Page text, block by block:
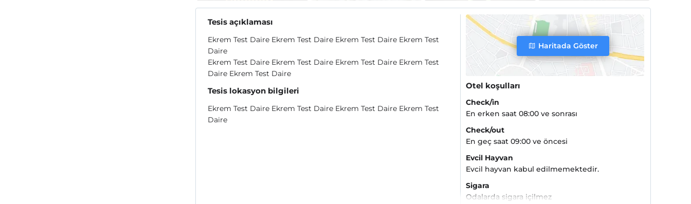
Tesis açıklaması
Ekrem Test Daire Ekrem Test Daire Ekrem Test Daire Ekrem Test
Daire
Ekrem Test Daire Ekrem Test Daire Ekrem Test Daire Ekrem Test
Daire Ekrem Test Daire
Tesis lokasyon bilgileri
Ekrem Test Daire Ekrem Test Daire Ekrem Test Daire Ekrem Test
Daire
Haritada Göster
Otel koşulları
Check/in
En erken saat 08:00 ve sonrası
Check/out
En geç saat 09:00 ve öncesi
Evcil Hayvan
Evcil hayvan kabul edilmemektedir.
Sigara
Odalarda sigara içilmez